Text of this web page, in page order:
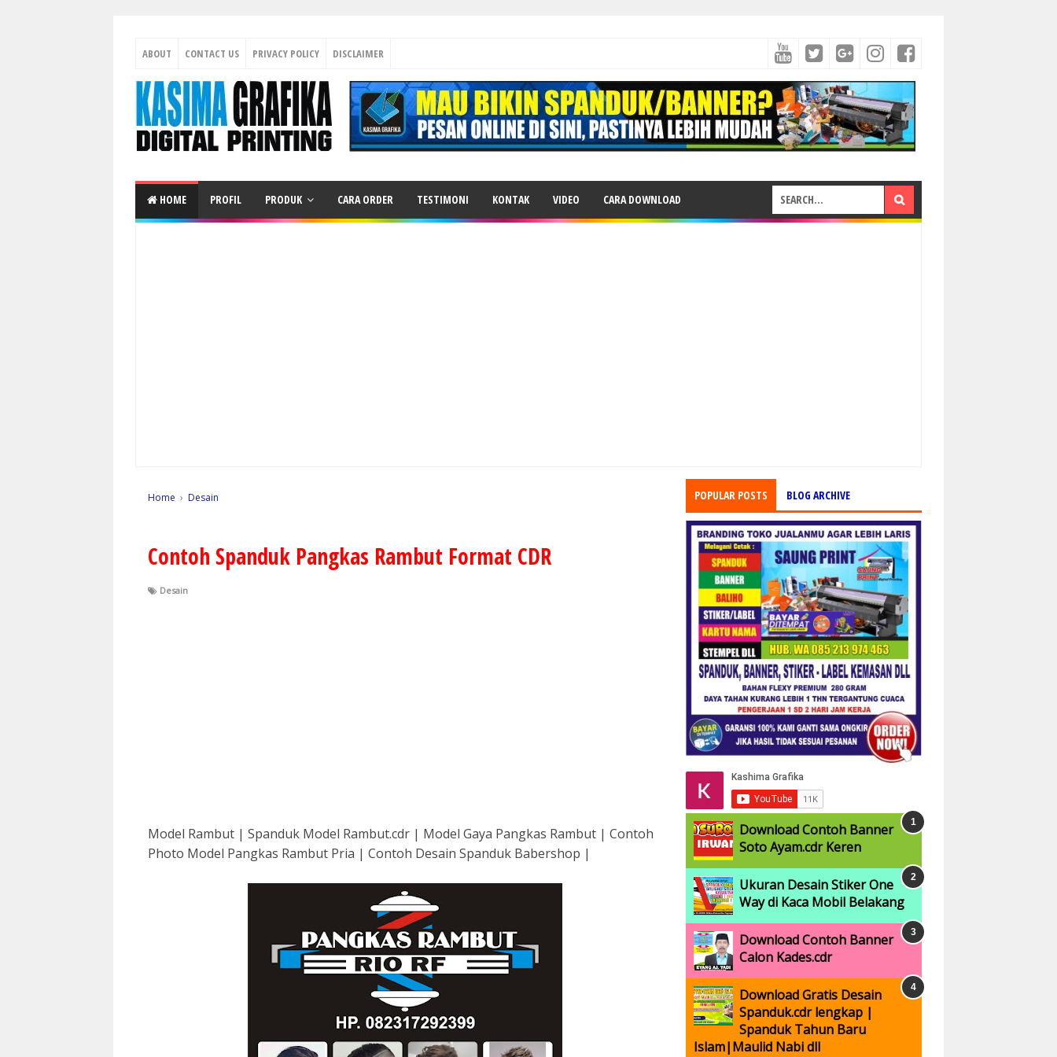
ABOUT CONTACT US PRIVACY POLICY DISCLAIMER
HOME PROFIL PRODUK CARA ORDER TESTIMONI KONTAK VIDEO CARA DOWNLOAD
Home › Desain
Contoh Spanduk Pangkas Rambut Format CDR
Desain
Model Rambut | Spanduk Model Rambut.cdr | Model Gaya Pangkas Rambut | Contoh
Photo Model Pangkas Rambut Pria | Contoh Desain Spanduk Babershop |
POPULAR POSTS BLOG ARCHIVE
Download Contoh Banner
Soto Ayam.cdr Keren
Ukuran Desain Stiker One
Way di Kaca Mobil Belakang
Download Contoh Banner
Calon Kades.cdr
Download Gratis Desain
Spanduk.cdr lengkap |
Spanduk Tahun Baru
Islam|Maulid Nabi dll